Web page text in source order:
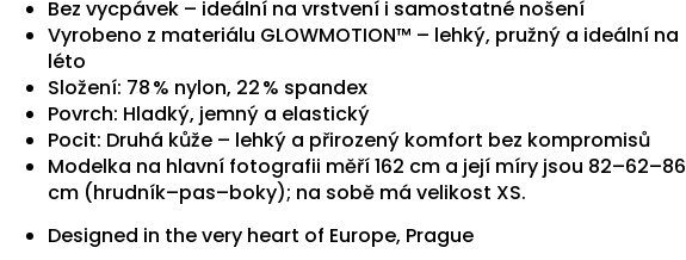
Bez vycpávek – ideální na vrstvení i samostatné nošení
Vyrobeno z materiálu GLOWMOTION™ – lehký, pružný a ideální na
léto
Složení: 78 % nylon, 22 % spandex
Povrch: Hladký, jemný a elastický
Pocit: Druhá kůže – lehký a přirozený komfort bez kompromisů
Modelka na hlavní fotografii měří 162 cm a její míry jsou 82–62–86
cm (hrudník–pas–boky); na sobě má velikost XS.
Designed in the very heart of Europe, Prague